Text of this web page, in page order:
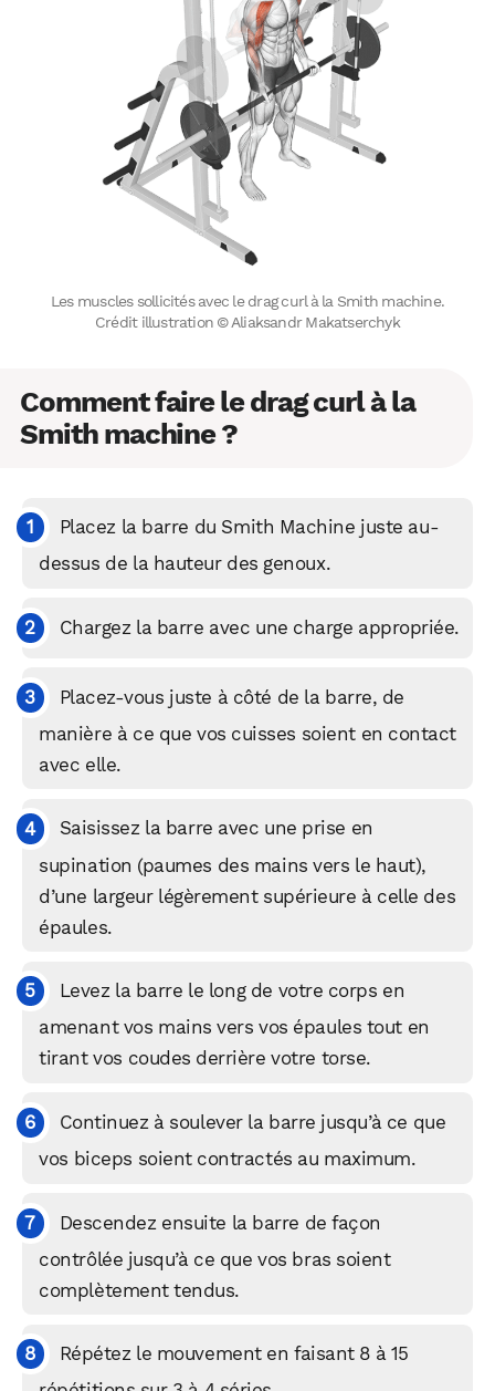
Les muscles sollicités avec le drag curl à la Smith machine.
Crédit illustration © Aliaksandr Makatserchyk
Comment faire le drag curl à la
Smith machine ?
Placez la barre du Smith Machine juste au-
dessus de la hauteur des genoux.
Chargez la barre avec une charge appropriée.
Placez-vous juste à côté de la barre, de
manière à ce que vos cuisses soient en contact
avec elle.
Saisissez la barre avec une prise en
supination (paumes des mains vers le haut),
d’une largeur légèrement supérieure à celle des
épaules.
Levez la barre le long de votre corps en
amenant vos mains vers vos épaules tout en
tirant vos coudes derrière votre torse.
Continuez à soulever la barre jusqu’à ce que
vos biceps soient contractés au maximum.
Descendez ensuite la barre de façon
contrôlée jusqu’à ce que vos bras soient
complètement tendus.
Répétez le mouvement en faisant 8 à 15